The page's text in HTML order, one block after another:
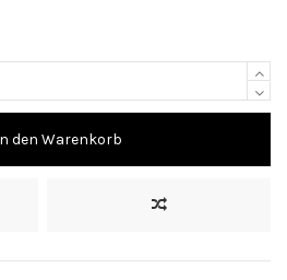
den Warenkorb